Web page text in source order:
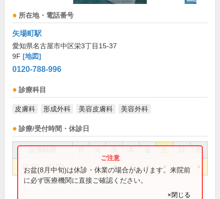
所在地・電話番号
矢場町駅
愛知県名古屋市中区栄3丁目15-37
9F [地図]
0120-788-996
診療科目
皮膚科 形成外科 美容皮膚科 美容外科
診療/受付時間・休診日
祝
11:00～20:00 ● ● ● ● ● ●
お盆(8月中旬)は休診・休業の場合があります。来院前
に必ず医療機関に直接ご確認ください。
×閉じる